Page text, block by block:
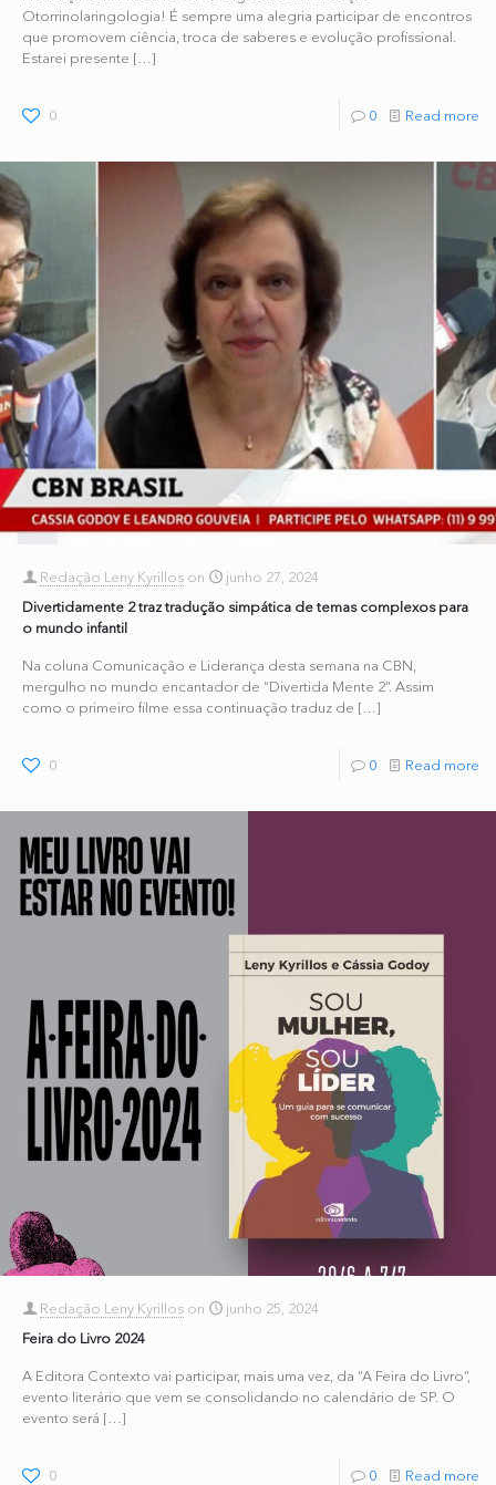
Otorrinolaringologia! É sempre uma alegria participar de encontros
que promovem ciência, troca de saberes e evolução profissional.
Estarei presente […]
0 0 Read more
Redação Leny Kyrillos on
junho 27, 2024
Divertidamente 2 traz tradução simpática de temas complexos para
o mundo infantil
Na coluna Comunicação e Liderança desta semana na CBN,
mergulho no mundo encantador de “Divertida Mente 2”. Assim
como o primeiro filme essa continuação traduz de […]
0 0 Read more
Redação Leny Kyrillos on
junho 25, 2024
Feira do Livro 2024
A Editora Contexto vai participar, mais uma vez, da “A Feira do Livro”,
evento literário que vem se consolidando no calendário de SP. O
evento será […]
0 0 Read more